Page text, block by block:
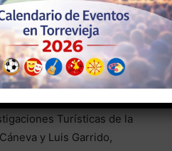
de Información y Animación
expectativas de dos
se podrá seguir a través
fkt.
Universidad en el Departamento
Turísticas de la
y Luis Garrido,